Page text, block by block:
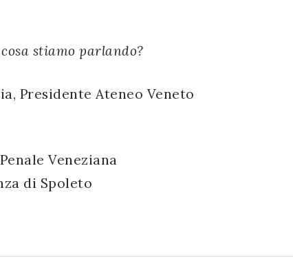
stiamo parlando?
Presidente Ateneo Veneto
Veneziana
di Spoleto